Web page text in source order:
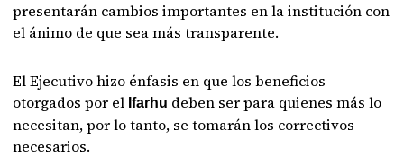
presentarán cambios importantes en la institución con
el ánimo de que sea más transparente.
El Ejecutivo hizo énfasis en que los beneficios
otorgados por el Ifarhu deben ser para quienes más lo
necesitan, por lo tanto, se tomarán los correctivos
necesarios.